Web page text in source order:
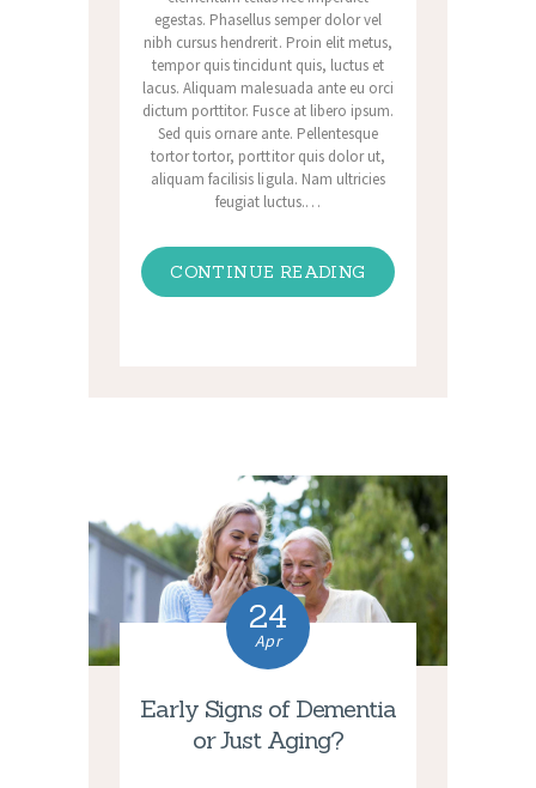
egestas. Phasellus semper dolor vel
nibh cursus hendrerit. Proin elit metus,
tempor quis tincidunt quis, luctus et
lacus. Aliquam malesuada ante eu orci
dictum porttitor. Fusce at libero ipsum.
Sed quis ornare ante. Pellentesque
tortor tortor, porttitor quis dolor ut,
aliquam facilisis ligula. Nam ultricies
feugiat luctus.…
CONTINUE READING
24
Apr
Early Signs of Dementia
or Just Aging?